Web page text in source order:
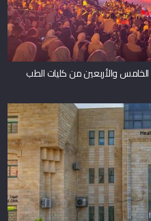
والأربعين من كليات الطب